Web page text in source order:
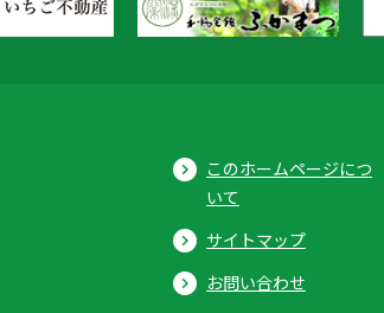
このホームページにつ
いて
サイトマップ
お問い合わせ